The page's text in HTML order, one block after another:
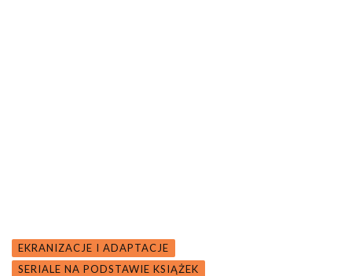
EKRANIZACJE I ADAPTACJE
SERIALE NA PODSTAWIE KSIĄŻEK